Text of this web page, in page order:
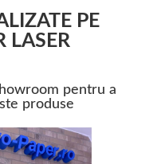
PE
LASER
pentru a
produse